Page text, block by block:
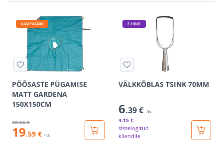
KAMPAANIA
PÕÕSASTE PÜGAMISE
MATT GARDENA
150X150CM
32.66 €
19.59 € / tk
E-HIND
VÄLKKÕBLAS TSINK 70MM
6.39 € /tk
4.15 €
sisselogitud
kliendile